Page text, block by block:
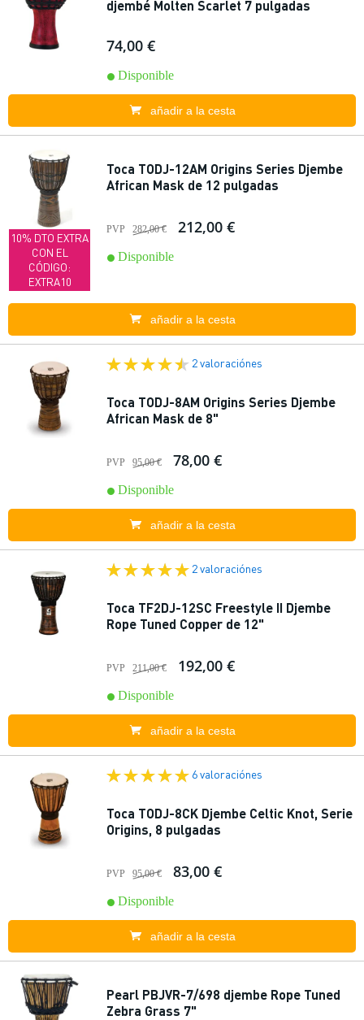
djembé Molten Scarlet 7 pulgadas
74,00 €
Disponible
añadir a la cesta
10% DTO EXTRA
CON EL
CÓDIGO:
EXTRA10
Toca TODJ-12AM Origins Series Djembe
African Mask de 12 pulgadas
PVP 282,00 € 212,00 €
Disponible
añadir a la cesta
2 valoraciónes
Toca TODJ-8AM Origins Series Djembe
African Mask de 8"
PVP 95,00 € 78,00 €
Disponible
añadir a la cesta
2 valoraciónes
Toca TF2DJ-12SC Freestyle II Djembe
Rope Tuned Copper de 12"
PVP 211,00 € 192,00 €
Disponible
añadir a la cesta
6 valoraciónes
Toca TODJ-8CK Djembe Celtic Knot, Serie
Origins, 8 pulgadas
PVP 95,00 € 83,00 €
Disponible
añadir a la cesta
Pearl PBJVR-7/698 djembe Rope Tuned
Zebra Grass 7"